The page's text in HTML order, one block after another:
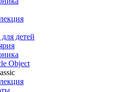
детей
Object